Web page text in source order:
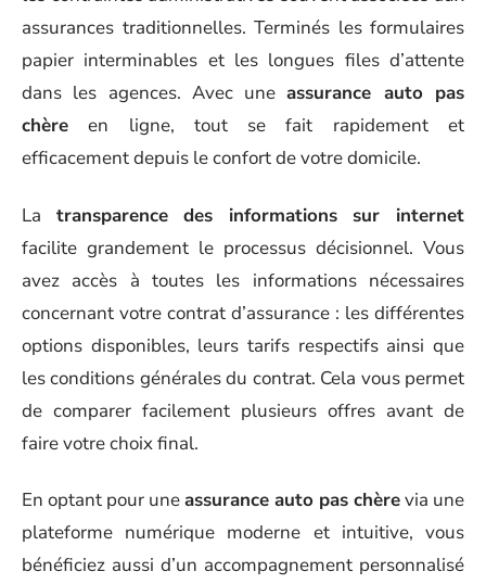
assurances traditionnelles. Terminés les formulaires
papier interminables et les longues files d’attente
dans les agences. Avec uneassurance auto pas
chère en ligne, tout se fait rapidement et
efficacement depuis le confort de votre domicile.
La transparence des informations sur internet
facilite grandement le processus décisionnel. Vous
avez accès à toutes les informations nécessaires
concernant votre contrat d’assurance : les différentes
options disponibles, leurs tarifs respectifs ainsi que
les conditions générales du contrat. Cela vous permet
de comparer facilement plusieurs offres avant de
faire votre choix final.
En optant pour uneassurance auto pas chèrevia une
plateforme numérique moderne et intuitive, vous
bénéficiez aussi d’un accompagnement personnalisé